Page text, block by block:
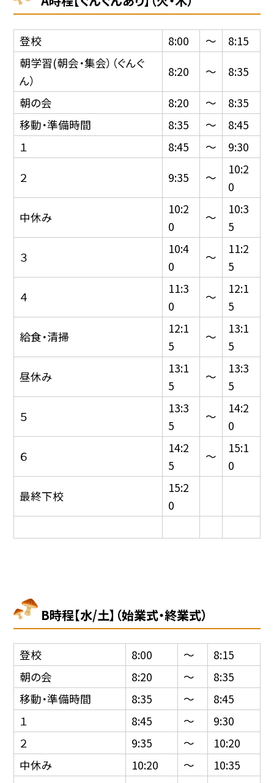
登校 8:00 〜
8:15
朝学習(朝会・集会）（ぐんぐ
ん）
8:20 〜 8:35
朝の会 8:20 〜
8:35
移動・準備時間
8:35 〜
8:45
１
8:45 〜
9:30
２
9:35 〜
10:2
0
中休み
10:2
0
〜
10:3
5
３
10:4
0
〜
11:2
5
４
11:3
0
〜
12:1
5
給食・清掃
12:1
5
〜
13:1
5
昼休み
13:1
5
〜
13:3
5
５
13:3
5
〜
14:2
0
６
14:2
5
〜
15:1
0
最終下校
15:2
0
B時程【水/土】（始業式・終業式）
登校 8:00 〜
8:15
朝の会
8:20 〜
8:35
移動・準備時間
8:35 〜
8:45
１
8:45 〜
9:30
２
9:35 〜
10:20
中休み
10:20 〜
10:35